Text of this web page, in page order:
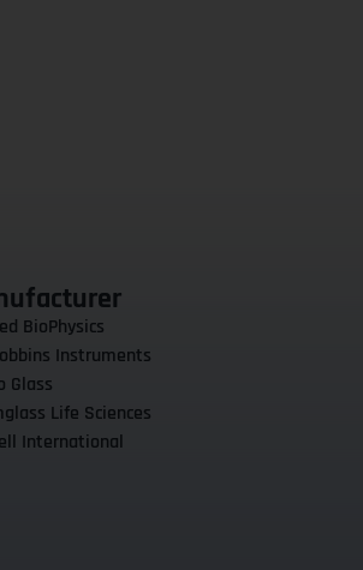
BioPhysics
Instruments
Glass
Life Sciences
International